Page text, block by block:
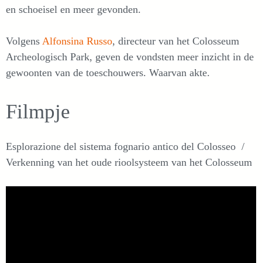
en schoeisel en meer gevonden.
Volgens Alfonsina Russo, directeur van het Colosseum
Archeologisch Park, geven de vondsten meer inzicht in de
gewoonten van de toeschouwers. Waarvan akte.
Filmpje
Esplorazione del sistema fognario antico del Colosseo /
Verkenning van het oude rioolsysteem van het Colosseum